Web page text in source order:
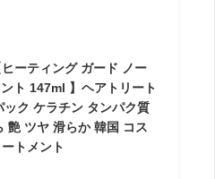
ヒーティング ガード ノー
ト 147ml 】ヘアトリート
ック ケラチン タンパク質
艶 ツヤ 滑らか 韓国 コス
トメント